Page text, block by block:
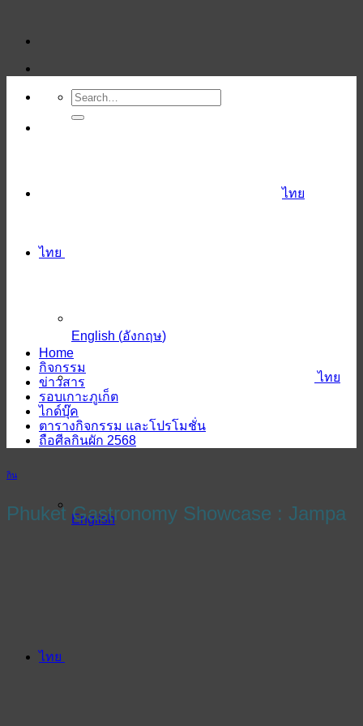
เนื้อหา
ไทย
ไทย
English
ไทย
ไทย
English (อังกฤษ)
Home
กิจกรรม
ข่าวสาร
รอบเกาะภูเก็ต
ไกด์บุ๊ค
ตารางกิจกรรม และโปรโมชั่น
ถือศีลกินผัก 2568
กิน
Phuket Gastronomy Showcase : Jampa